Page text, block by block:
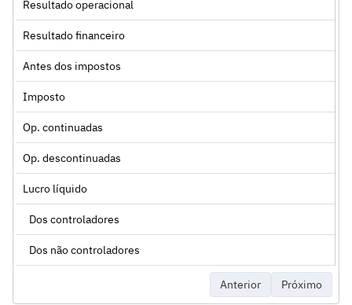
Resultado operacional
Resultado financeiro
Antes dos impostos
Imposto
Op. continuadas
Op. descontinuadas
Lucro líquido
Dos controladores
Dos não controladores
Anterior Próximo